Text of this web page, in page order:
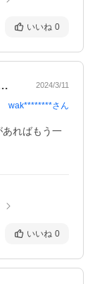
いいね 0
です。大満足です。在庫… 2024/3/11
wak********さん
ればもう一
いいね 0